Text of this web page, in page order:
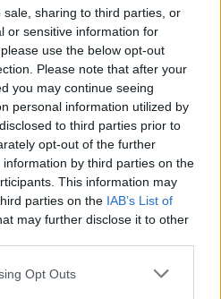
sharing to third parties, or
or sensitive information for
use the below opt-out
Please note that after your
you may continue seeing
personal information utilized by
to third parties prior to
opt-out of the further
by third parties on the
This information may
parties on the IAB’s List of
may further disclose it to other
app uses one or more Google
Opt Outs
μάτι, φοβούμενοι
τους
ταραχοποιούς. Οι φήμες
χόμπι» που
όπως ο τζόγος, που
αυτούς τους